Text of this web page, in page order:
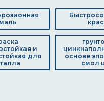
и
для
основе
смол